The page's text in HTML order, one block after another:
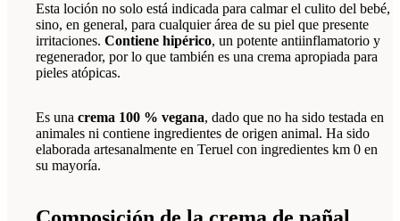
Esta loción no solo está indicada para calmar el culito del bebé,
sino, en general, para cualquier área de su piel que presente
irritaciones. Contiene hipérico, un potente antiinflamatorio y
regenerador, por lo que también es una crema apropiada para
pieles atópicas.
Es una crema 100 % vegana, dado que no ha sido testada en
animales ni contiene ingredientes de origen animal. Ha sido
elaborada artesanalmente en Teruel con ingredientes km 0 en
su mayoría.